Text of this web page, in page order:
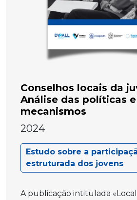
Conselhos locais da
Análise das políticas
mecanismos
2024
Estudo sobre a
estruturada dos jovens
A publicação intitulada